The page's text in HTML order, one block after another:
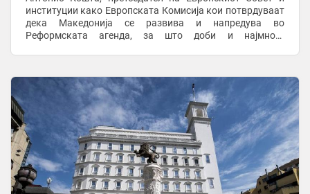
институции како Европската Комисија кои потврдуваат
дека Македонија се развива и напредува во
Реформската агенда, за што доби и најмногу